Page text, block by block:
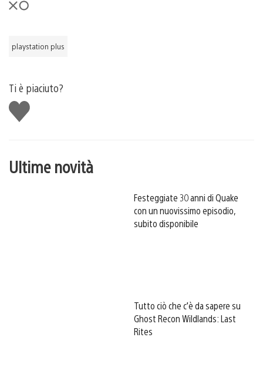
playstation plus
Ti è piaciuto?
Mi
piace
Ultime novità
Festeggiate 30 anni di Quake
con un nuovissimo episodio,
subito disponibile
Tutto ciò che c’è da sapere su
Ghost Recon Wildlands: Last
Rites